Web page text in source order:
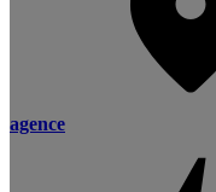
agence